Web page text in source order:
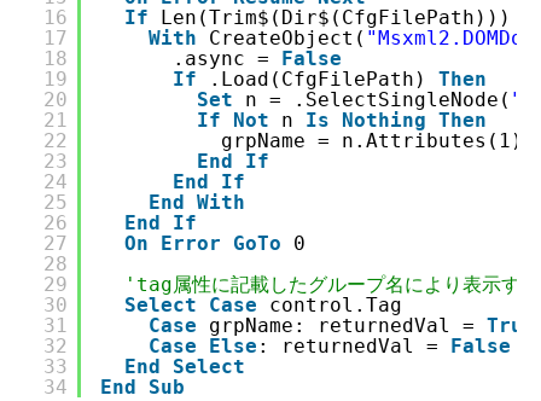
16
17
18
19
20
21
22
23
24
25
26
27
28
29
30
31
32
33
34
If
Len(Trim$(Dir$(CfgFilePath)))
With
CreateObject(
.async =
False
If
.Load(CfgFilePath) Then
Set
n = .SelectSingleNode( "/
If
Not n Is Nothing Then
grpName =
End
If
End
If
End
With
End
If
On
Error GoTo
0
'tag属性に記載したグループ名により表示す
Select
Case
control.Tag
Case
grpName: returnedVal = True
Case
Else : returnedVal =
False
End
Select
End
Sub